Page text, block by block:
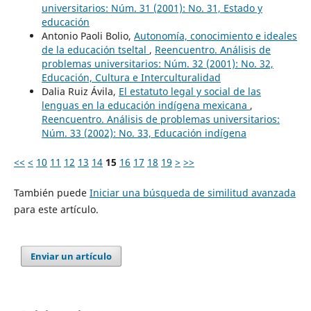
universitarios: Núm. 31 (2001): No. 31, Estado y
educación
Antonio Paoli Bolio, Autonomía, conocimiento e ideales
de la educación tseltal , Reencuentro. Análisis de
problemas universitarios: Núm. 32 (2001): No. 32,
Educación, Cultura e Interculturalidad
Dalia Ruiz Ávila, El estatuto legal y social de las
lenguas en la educación indígena mexicana ,
Reencuentro. Análisis de problemas universitarios:
Núm. 33 (2002): No. 33, Educación indígena
<< < 10 11 12 13 14 15 16 17 18 19 > >>
También puede Iniciar una búsqueda de similitud avanzada
para este artículo.
Enviar un artículo